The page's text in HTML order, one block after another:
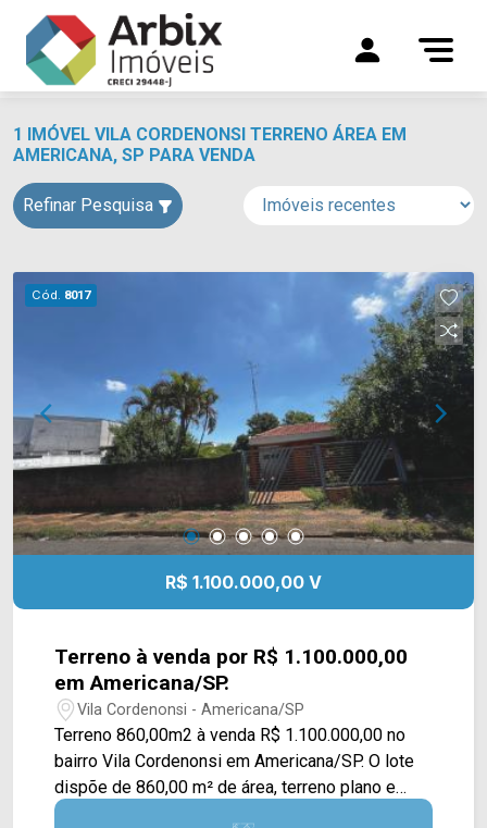
1 IMÓVEL VILA CORDENONSI TERRENO ÁREA EM
AMERICANA, SP PARA VENDA
Refinar Pesquisa
Cód. 8017
R$ 1.100.000,00 V
Terreno à venda por R$ 1.100.000,00
em Americana/SP.
Vila Cordenonsi - Americana/SP
Terreno 860,00m2 à venda R$ 1.100.000,00 no
bairro Vila Cordenonsi em Americana/SP. O lote
dispõe de 860,00 m² de área, terreno plano e
com 20,00 m2 de frente, possui uma pequena